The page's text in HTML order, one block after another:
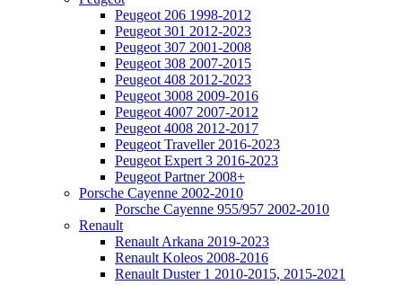
Peugeot 206 1998-2012
Peugeot 301 2012-2023
Peugeot 307 2001-2008
Peugeot 308 2007-2015
Peugeot 408 2012-2023
Peugeot 3008 2009-2016
Peugeot 4007 2007-2012
Peugeot 4008 2012-2017
Peugeot Traveller 2016-2023
Peugeot Expert 3 2016-2023
Peugeot Partner 2008+
Porsche Cayenne 2002-2010
Porsche Cayenne 955/957 2002-2010
Renault
Renault Arkana 2019-2023
Renault Koleos 2008-2016
Renault Duster 1 2010-2015, 2015-2021